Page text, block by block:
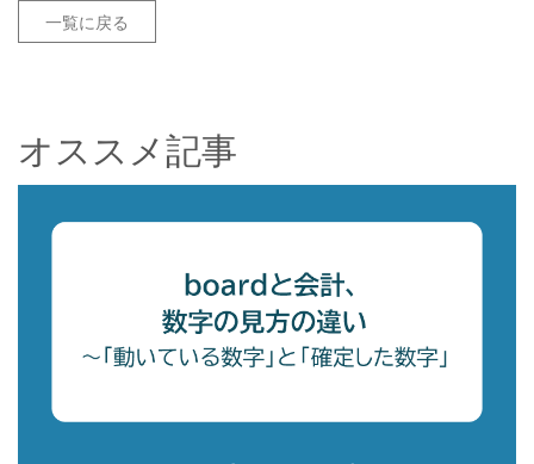
一覧に戻る
オススメ記事